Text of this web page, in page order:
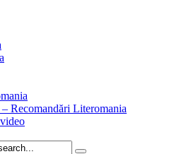
Recomandări Literomania